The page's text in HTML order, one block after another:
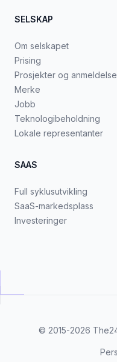
SELSKAP
Om selskapet
Prising
Prosjekter og
Merke
Jobb
Teknologibeholdning
Lokale representanter
SAAS
Full syklusutvikling
SaaS-markedsplass
Investeringer
© 2015-2026